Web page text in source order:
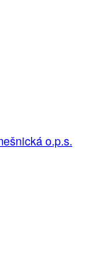
o.p.s.